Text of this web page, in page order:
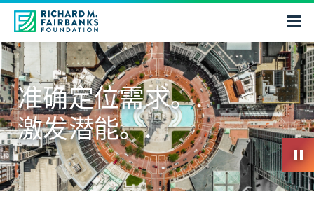
准确定位需求。.
激发潜能。.